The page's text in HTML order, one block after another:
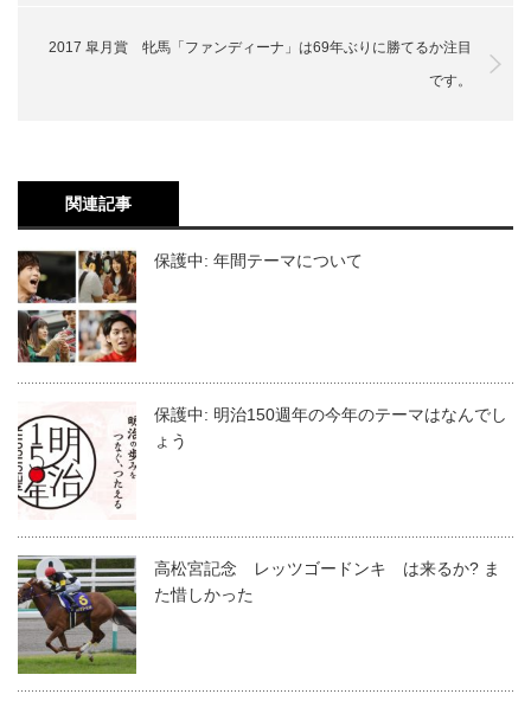
2017 皐月賞 牝馬「ファンディーナ」は69年ぶりに勝てるか注目
です。
関連記事
保護中: 年間テーマについて
保護中: 明治150週年の今年のテーマはなんでし
ょう
高松宮記念 レッツゴードンキ は来るか? ま
た惜しかった